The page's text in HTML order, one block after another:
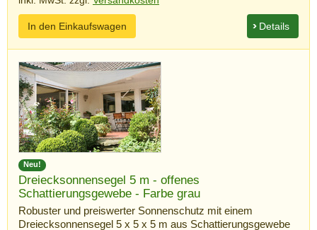
Details
In den Einkaufswagen
Neu!
Dreiecksonnensegel 5 m - offenes
Schattierungsgewebe - Farbe grau
Robuster und preiswerter Sonnenschutz mit einem
Dreiecksonnensegel 5 x 5 x 5 m aus Schattierungsgewebe